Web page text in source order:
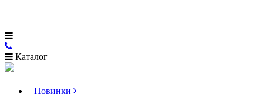
Каталог
Новинки